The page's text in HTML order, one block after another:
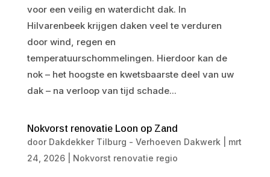
voor een veilig en waterdicht dak. In
Hilvarenbeek krijgen daken veel te verduren
door wind, regen en
temperatuurschommelingen. Hierdoor kan de
nok – het hoogste en kwetsbaarste deel van uw
dak – na verloop van tijd schade...
Nokvorst renovatie Loon op Zand
door Dakdekker Tilburg - Verhoeven Dakwerk
mrt
24, 2026| Nokvorst renovatie regio